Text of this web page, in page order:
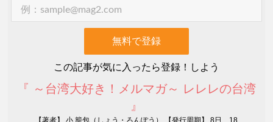
この記事が気に入ったら登録！しよう
『 ～台湾大好き！メルマガ～ レレレの台湾
』
【著者】 小 籠包（しょう・ろんぽう） 【発行周期】 8日、18